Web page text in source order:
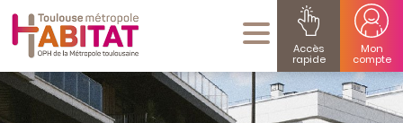
Accès
rapide
Mon
compte